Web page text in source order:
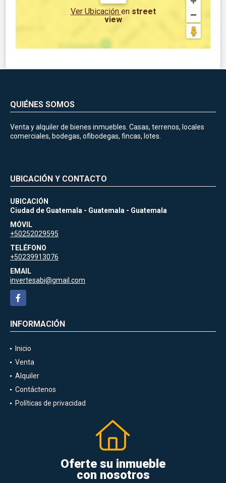
Ver Ubicación en street
view
QUIÉNES SOMOS
Venta y alquiler de bienes inmuebles. Casas, terrenos, locales
comerciales, bodegas, ofibodegas, fincas, lotes.
UBICACIÓN Y CONTACTO
UBICACIÓN
Ciudad de Guatemala - Guatemala - Guatemala
MÓVIL
+50252029595
TELÉFONO
+50239913076
EMAIL
invertesabi@gmail.com
Facebook
INFORMACIÓN
Inicio
Venta
Alquiler
Contáctenos
Políticas de privacidad
Oferte su inmueble
con nosotros